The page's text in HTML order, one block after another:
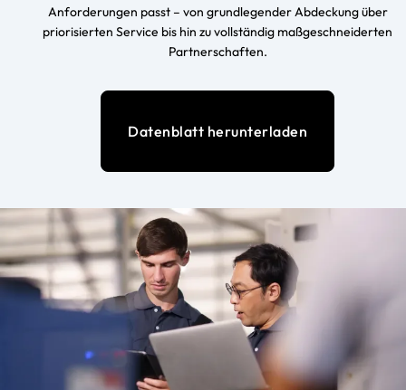
Anforderungen passt – von grundlegender Abdeckung über
priorisierten Service bis hin zu vollständig maßgeschneiderten
Partnerschaften.
Datenblatt herunterladen